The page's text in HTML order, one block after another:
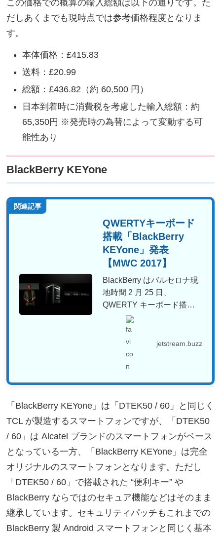
この価格での概算の輸入総額は以下の通りです。た
だしあくまでも現時点では参考価格程度となりま
す。
本体価格：£415.83
送料：£20.99
総額：£436.82（約 60,500 円）
日本到着時に消費税を考慮した輸入総額：約
65,350円 ※発売時の為替によって変動する可
能性あり
BlackBerry KEYone
関連記事
QWERTYキーボード
搭載「BlackBerry
KEYone」発表
【MWC 2017】
BlackBerry はバルセロナ現
地時間 2 月 25 日、
QWERTY キーボード搭載
の最新スマ...
jetstream.buzz
「BlackBerry KEYone」は「DTEK50 / 60」と同じく
TCL が製造するスマートフォンですが、「DTEK50
/ 60」は Alcatel ブランドのスマートフォンがベース
となっている一方、「BlackBerry KEYone」は完全
オリジナルのスマートフォンとなります。ただし
「DTEK50 / 60」で搭載された “便利キー” や
BlackBerry ならではのセキュア機能などはそのまま
継承しています。セキュリティパッチもこれまでの
BlackBerry 製 Android スマートフォンと同じく基本